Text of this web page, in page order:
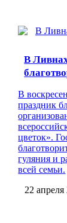
В
В
праздник
цветок».
гуляния и
всей семьи.
22